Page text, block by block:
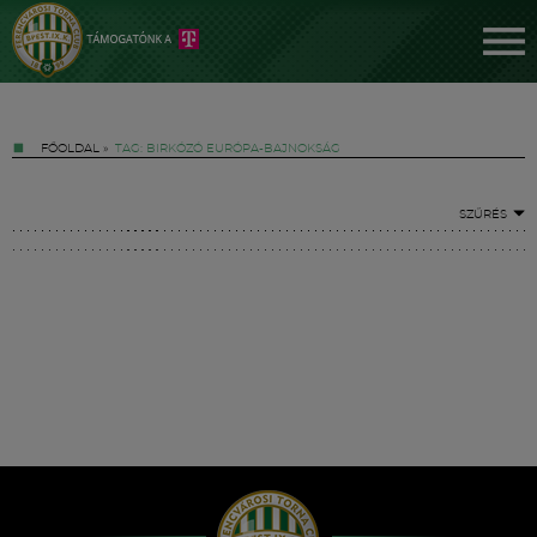
FŐOLDAL » TAG: BIRKÓZÓ EURÓPA-BAJNOKSÁG
SZŰRÉS
Hírek